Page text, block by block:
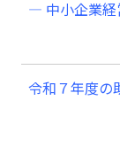
― 中小企業経
令和７年度の